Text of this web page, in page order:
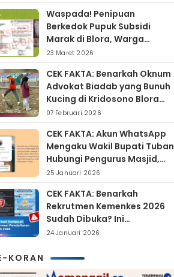
Waspada! Penipuan
Berkedok Pupuk Subsidi
Marak di Blora, Warga
Diminta Hati-hati
23 Maret 2026
CEK FAKTA: Benarkah Oknum
Advokat Biadab yang Bunuh
Kucing di Kridosono Blora
Sudah Resmi Jadi
Tersangka?
07 Februari 2026
CEK FAKTA: Akun WhatsApp
Mengaku Wakil Bupati Tuban
Hubungi Pengurus Masjid,
Dipastikan Hoaks
25 Januari 2026
CEK FAKTA: Benarkah
Rekrutmen Kemenkes 2026
Sudah Dibuka? Ini
Penjelasan Resmi BKN
24 Januari 2026
KORAN